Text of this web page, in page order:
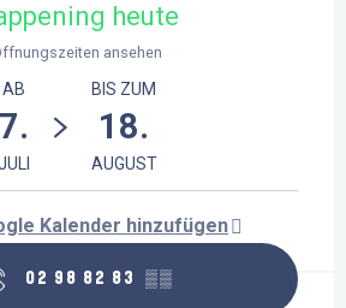
heute
ansehen
AB
7.
BIS ZUM
18.
AUGUST
Kalender hinzufügen
02 98 82 83 ▒▒